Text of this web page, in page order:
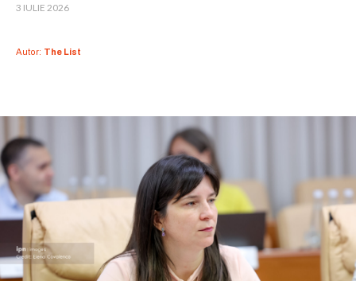
3 IULIE 2026
Autor: The List